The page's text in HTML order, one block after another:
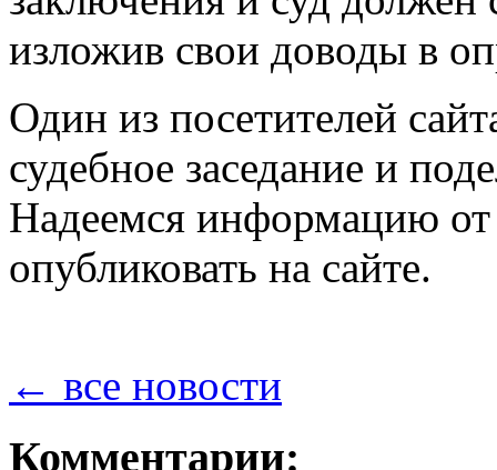
изложив свои доводы в
Один из посетителей
судебное заседание и
Надеемся информацию от
опубликовать на сайте.
← все новости
Комментарии: